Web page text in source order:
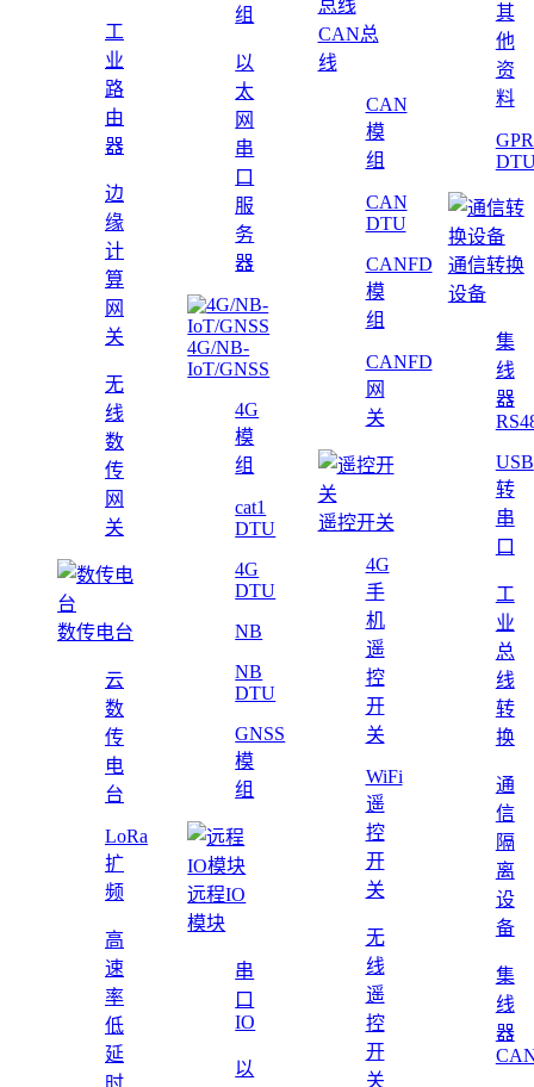
工
业
路
由
器
边
缘
计
算
网
关
无
线
数
传
网
关
数传电台
云
数
传
电
台
LoRa
扩
频
高
速
率
低
延
时
组
以
太
网
串
口
服
务
器
4G/NB-
IoT/GNSS
4G
模
组
cat1
DTU
4G
DTU
NB
NB
DTU
GNSS
模
组
远程IO
模块
串
口
IO
以
CAN总
线
CAN
模
组
CAN
DTU
CANFD
模
组
CANFD
网
关
遥控开关
4G
手
机
遥
控
开
关
WiFi
遥
控
开
关
无
线
遥
控
开
关
其
他
资
料
通信转换
设备
集
线
器
USB
转
串
口
工
业
总
线
转
换
通
信
隔
离
设
备
集
线
器